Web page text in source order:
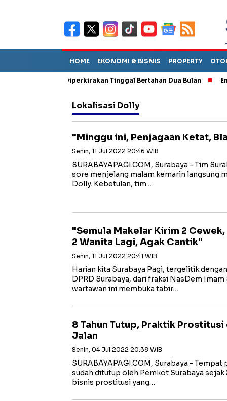
HOME EKONOMI & BISNIS PROPERTY
Sebut TPA Diperkirakan Tinggal Bertahan Dua Bulan
Lokalisasi Dolly
"Minggu ini, Penjagaan Ketat,
Senin, 11 Jul 2022 20:46 WIB
SURABAYAPAGI.COM, Surabaya - Tim
sore menjelang malam kemarin langsung
Dolly. Kebetulan, tim …
"Semula Makelar Kirim 2
2 Wanita Lagi, Agak Cantik"
Senin, 11 Jul 2022 20:41 WIB
Harian kita Surabaya Pagi, tergelitik
DPRD Surabaya, dari fraksi NasDem Imam
wartawan ini membuka tabir…
8 Tahun Tutup, Praktik
Jalan
Senin, 04 Jul 2022 20:38 WIB
SURABAYAPAGI.COM, Surabaya -
sudah ditutup oleh Pemkot Surabaya sejak
bisnis prostitusi yang…